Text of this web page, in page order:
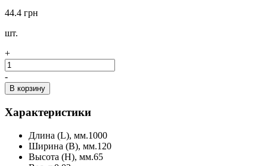
44.4 грн
шт.
+
-
В корзину
Характеристики
Длина (L), мм.1000
Ширина (B), мм.120
Высота (H), мм.65